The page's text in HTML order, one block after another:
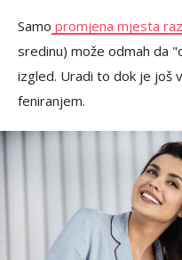
Samo promjena mjesta
sredinu) može odmah da
izgled. Uradi to dok je još
feniranjem.